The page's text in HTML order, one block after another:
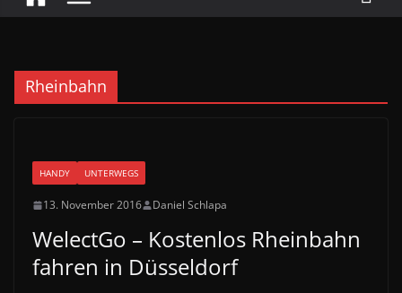
Rheinbahn
HANDY UNTERWEGS
13. November 2016 Daniel Schlapa
WelectGo – Kostenlos Rheinbahn
fahren in Düsseldorf